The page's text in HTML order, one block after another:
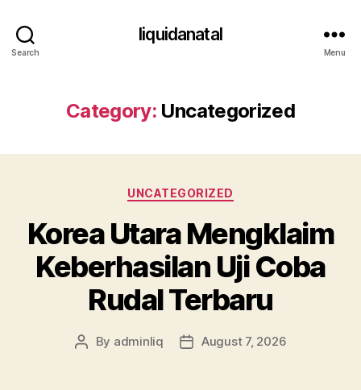
Search
liquidanatal
Menu
Category: Uncategorized
Categories
UNCATEGORIZED
Korea Utara Mengklaim
Keberhasilan Uji Coba
Rudal Terbaru
Post
By adminliq
PostAugust 7, 2026